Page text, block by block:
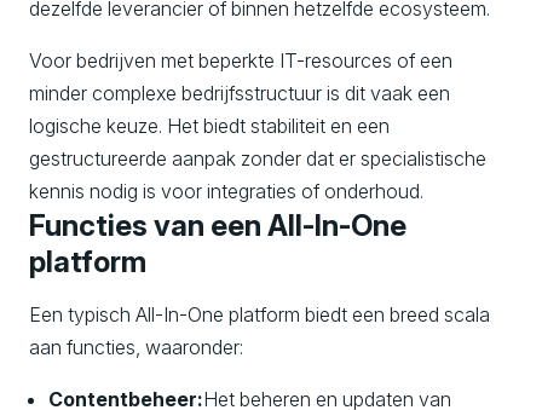
dezelfde leverancier of binnen hetzelfde ecosysteem.
Voor bedrijven met beperkte IT-resources of een
minder complexe bedrijfsstructuur is dit vaak een
logische keuze. Het biedt stabiliteit en een
gestructureerde aanpak zonder dat er specialistische
kennis nodig is voor integraties of onderhoud.
Functies van een All-In-One
platform
Een typisch All-In-One platform biedt een breed scala
aan functies, waaronder:
Contentbeheer:Het beheren en updaten van